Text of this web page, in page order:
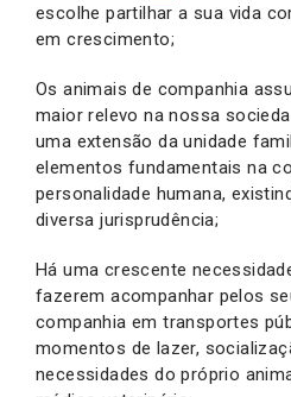
escolhe partilhar a sua vida
em crescimento;
Os animais de companhia
maior relevo na nossa
uma extensão da unidade
elementos fundamentais na
personalidade humana,
diversa jurisprudência;
Há uma crescente
fazerem acompanhar pelos
companhia em transportes
momentos de lazer,
necessidades do próprio